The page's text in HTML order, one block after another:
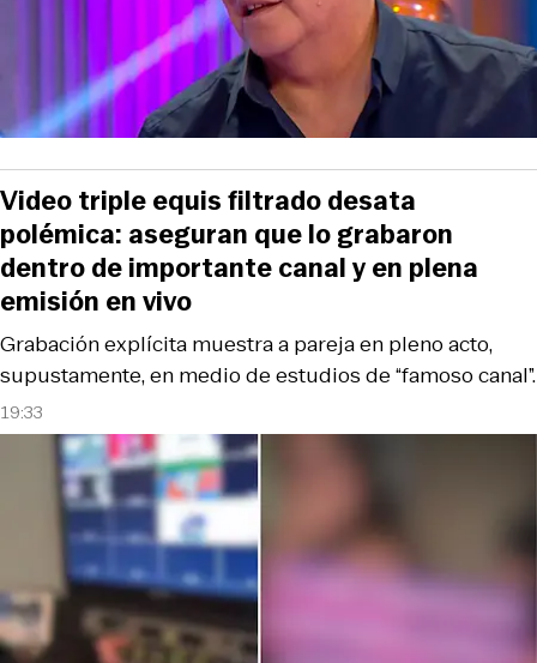
19:33
Grabación explícita muestra a pareja en pleno acto,
supustamente, en medio de estudios de “famoso canal”.
Video triple equis filtrado desata
polémica: aseguran que lo grabaron
dentro de importante canal y en plena
emisión en vivo